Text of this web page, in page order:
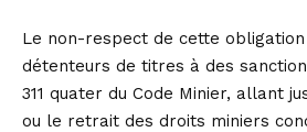
Le non-respect de cette
détenteurs de titres à des
311 quater du Code Minier, allant
ou le retrait des droits miniers